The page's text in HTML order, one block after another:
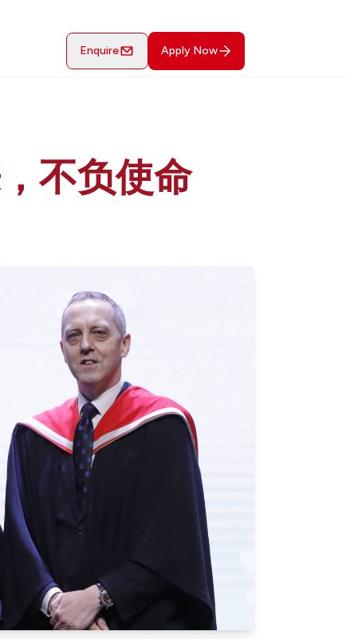
Enquire Apply Now
不负使命